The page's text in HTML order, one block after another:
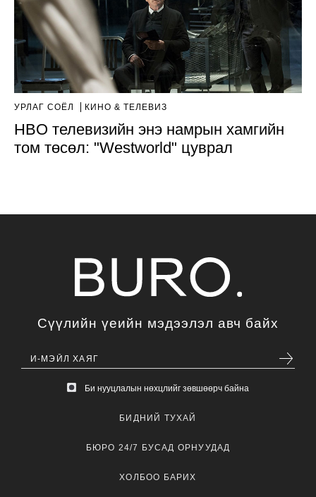
УРЛАГ СОЁЛ КИНО & ТЕЛЕВИЗ
HBO телевизийн энэ намрын хамгийн
том төсөл: "Westworld" цуврал
Сүүлийн үеийн мэдээлэл авч байх
Би нууцлалын нөхцлийг зөвшөөрч байна
БИДНИЙ ТУХАЙ
БЮРО 24/7 БУСАД ОРНУУДАД
ХОЛБОО БАРИХ